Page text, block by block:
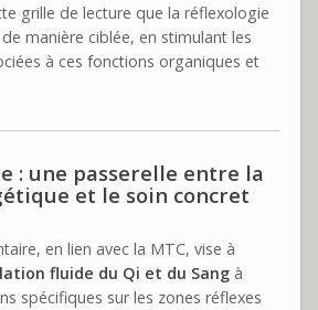
grille de lecture que la réflexologie
manière ciblée, en stimulant les
à ces fonctions organiques et
: une passerelle entre la
et le soin concret
en lien avec la MTC, vise à
fluide du Qi et du Sangà
spécifiques sur les zones réflexes